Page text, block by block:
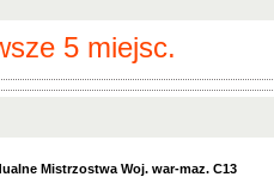
5 miejsc.
Mistrzostwa Woj. war-maz. C13